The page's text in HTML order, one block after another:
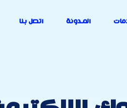
المـدونة اتصل بنا